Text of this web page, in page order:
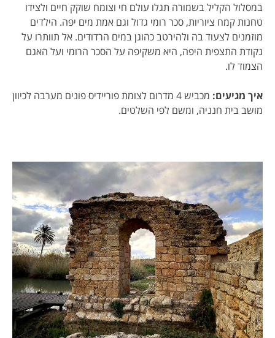
במסלול הקליל בשמורה תגלו עולם חי וצומח שוקק חיים ולצידו
טחנות קמח ציוריות, סכר רומי גדול וגם אמת מים יפה. הילדים
מוזמנים לצעוד בה ולהירטב כהוגן במים הרדודים. אל תוותרו על
נקודת התצפית היפה, היא משקיפה על הסכר הרומי ועל האגם
הצמוד לו.
איך מגיעים:
מכביש 4 מדרום לצומת פוריידיס פונים מערבה לכיוון
מושב בית חנניה, ומשם לפי השלטים.